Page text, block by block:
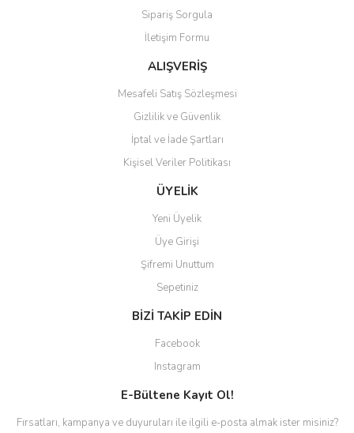
Sipariş Sorgula
İletişim Formu
ALIŞVERİŞ
Mesafeli Satış Sözleşmesi
Gizlilik ve Güvenlik
İptal ve İade Şartları
Kişisel Veriler Politikası
ÜYELİK
Yeni Üyelik
Üye Girişi
Şifremi Unuttum
Sepetiniz
BİZİ TAKİP EDİN
Facebook
Instagram
E-Bültene Kayıt Ol!
Fırsatları, kampanya ve duyuruları ile ilgili e-posta almak ister misiniz?